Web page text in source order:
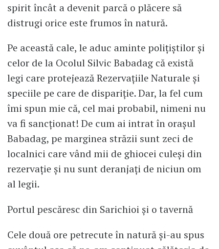
spirit încât a devenit parcă o plăcere să
distrugi orice este frumos în natură.
Pe această cale, le aduc aminte polițiștilor și
celor de la Ocolul Silvic Babadag că există
legi care protejează Rezervațiile Naturale și
speciile pe care de dispariție. Dar, la fel cum
îmi spun mie că, cel mai probabil, nimeni nu
va fi sancționat! De cum ai intrat în orașul
Babadag, pe marginea străzii sunt zeci de
localnici care vând mii de ghiocei culeși din
rezervație și nu sunt deranjați de niciun om
al legii.
Portul pescăresc din Sarichioi și o tavernă
Cele două ore petrecute în natură și-au spus